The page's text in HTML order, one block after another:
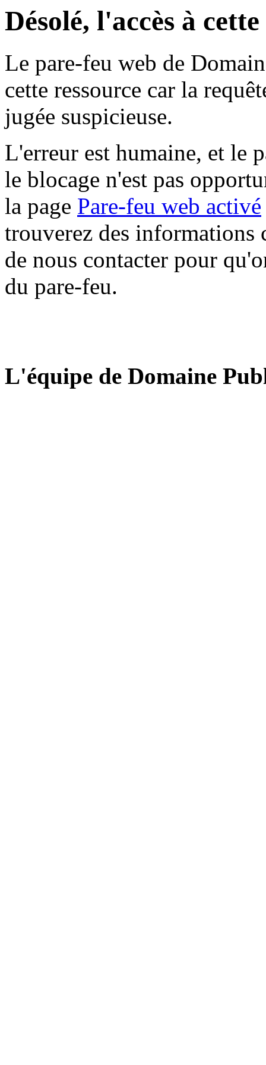
Désolé, l'accès à
Le pare-feu web de
cette ressource car la
jugée suspicieuse.
L'erreur est humaine, et le
le blocage n'est pas
la page Pare-feu web activé
trouverez des informations
de nous contacter pour
du pare-feu.
L'équipe de Domaine